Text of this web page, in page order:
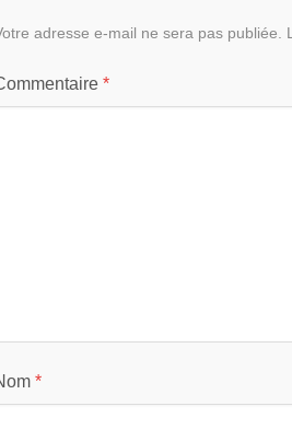
adresse e-mail ne sera pas publiée.
*
*